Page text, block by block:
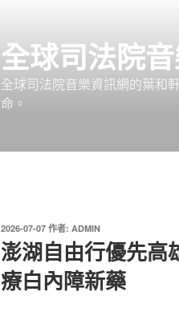
全球司法院
全球司法院音樂資訊網的葉和
命。
發
佈
於
2026-07-07 作者: ADMIN
澎湖自由行優先高
療白內障新藥